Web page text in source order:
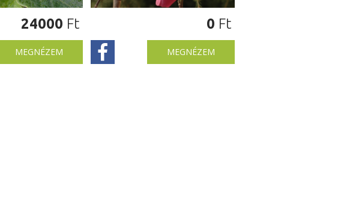
24000 Ft
MEGNÉZEM
0 Ft
MEGNÉZEM